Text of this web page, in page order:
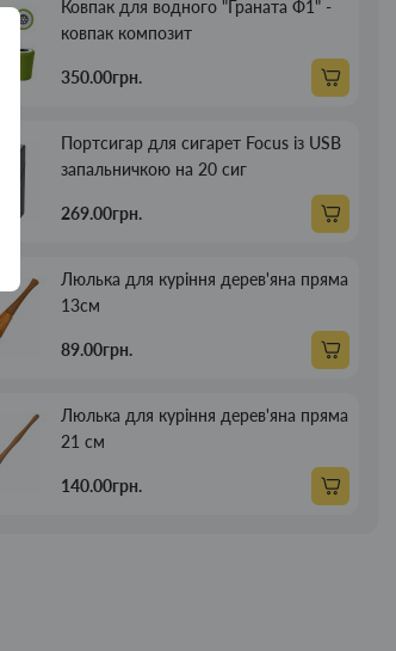
Ковпак для водного "Граната Ф1" -
ковпак композит
350.00грн.
Портсигар для сигарет Focus із USB
запальничкою на 20 сиг
269.00грн.
Люлька для куріння дерев'яна пряма
13см
89.00грн.
Люлька для куріння дерев'яна пряма
21 см
140.00грн.